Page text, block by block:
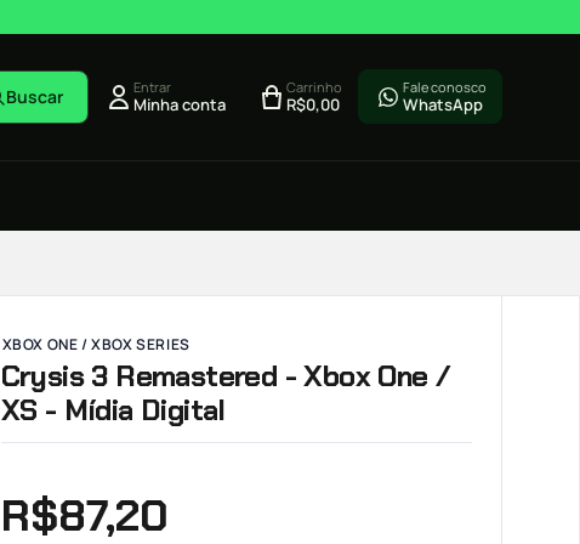
Buscar Entrar
Minha conta
Carrinho
R$0,00
Fale conosco
WhatsApp
XBOX ONE / XBOX SERIES
Crysis 3 Remastered - Xbox One /
XS - Mídia Digital
R$87,20